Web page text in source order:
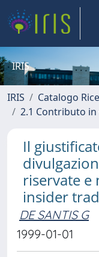
IRIS
IRIS Catalogo
2.1 Contributo
Il
riservate e
insider
DE SANTIS G
1999-01-01